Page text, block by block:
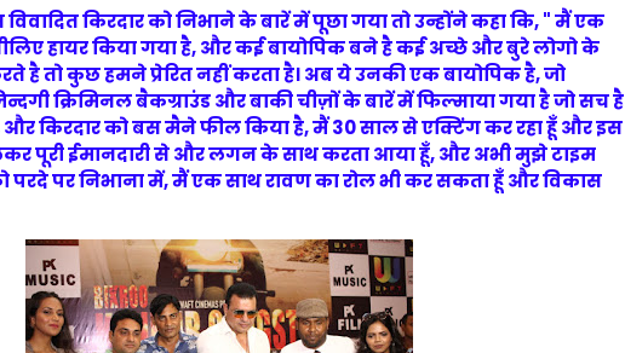
किरदार को निभाने के बारें में पूछा गया तो उन्होंने कहा कि, " मैं एक
हायर किया गया है, और कई बायोपिक बने है कई अच्छे और बुरे लोगो के
है तो कुछ हमने प्रेरित नहीं करता है। अब ये उनकी एक बायोपिक है, जो
क्रिमिनल बैकग्राउंड और बाकी चीज़ों के बारें में फिल्माया गया है जो सच है
और किरदार को बस मैने फील किया है, मैं 30 साल से एक्टिंग कर रहा हूँ और इस
पूरी ईमानदारी से और लगन के साथ करता आया हूँ, और अभी मुझे टाइम
परदे पर निभाना में, मैं एक साथ रावण का रोल भी कर सकता हूँ और विकास